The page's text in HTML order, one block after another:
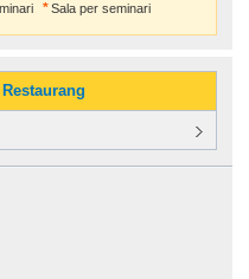
Sala per seminari